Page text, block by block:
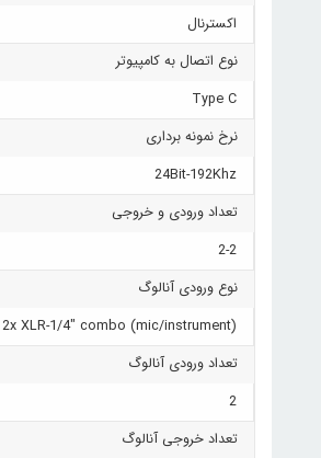
اکسترنال
نوع اتصال به کامپیوتر
Type C
نرخ نمونه برداری
24Bit-192Khz
تعداد ورودی و خروجی
2-2
نوع ورودی آنالوگ
2x XLR-1/4" combo (mic/instrument)
تعداد ورودی آنالوگ
2
تعداد خروجی آنالوگ